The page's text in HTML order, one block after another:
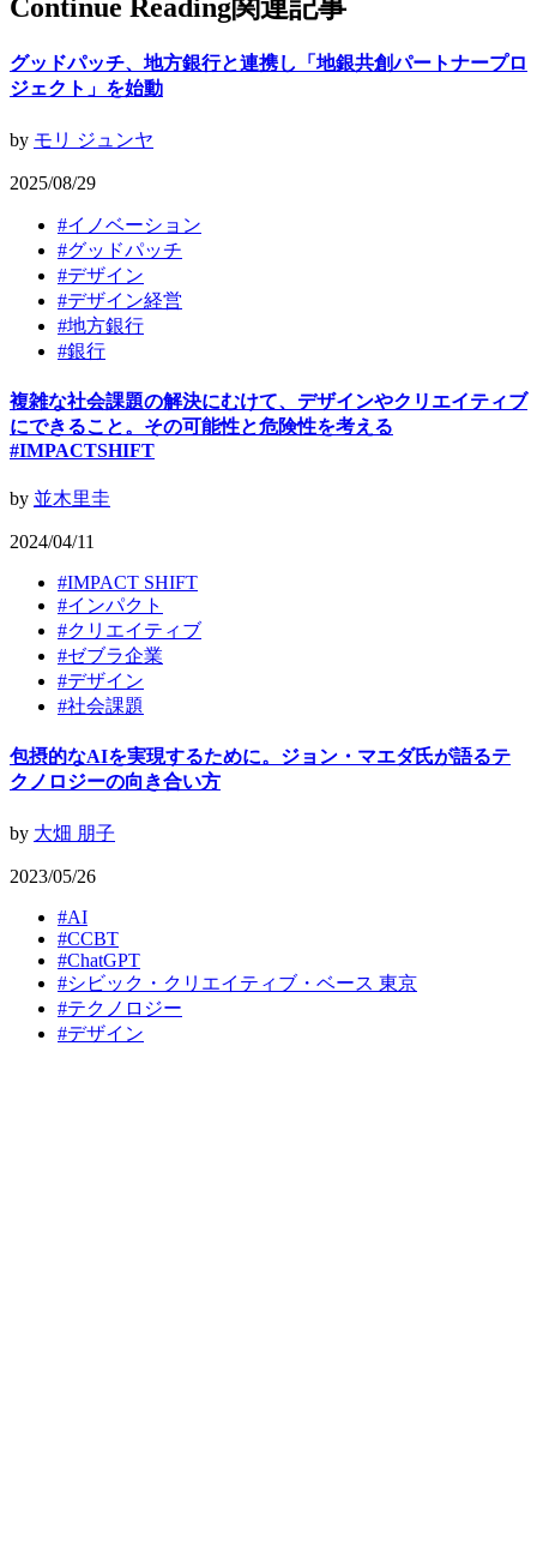
Continue Reading関連記事
グッドパッチ、地方銀行と連携し「地銀共創パートナープロ
ジェクト」を始動
by モリ ジュンヤ
2025/08/29
#イノベーション
#グッドパッチ
#デザイン
#デザイン経営
#地方銀行
#銀行
複雑な社会課題の解決にむけて、デザインやクリエイティブ
にできること。その可能性と危険性を考える
#IMPACTSHIFT
by 並木里圭
2024/04/11
#IMPACT SHIFT
#インパクト
#クリエイティブ
#ゼブラ企業
#デザイン
#社会課題
包摂的なAIを実現するために。ジョン・マエダ氏が語るテ
クノロジーの向き合い方
by 大畑 朋子
2023/05/26
#AI
#CCBT
#ChatGPT
#シビック・クリエイティブ・ベース 東京
#テクノロジー
#デザイン